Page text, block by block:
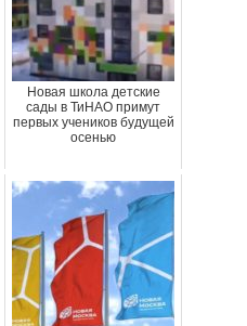
Новая школа детские
сады в ТиНАО примут
первых учеников будущей
осенью